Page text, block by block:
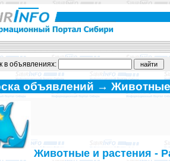
в объявлениях:
объявлений → Животные
Животные и растения -